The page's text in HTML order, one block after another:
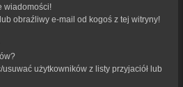
wiadomości!
obraźliwy e-mail od kogoś z tej witryny!
użytkowników z listy przyjaciół lub